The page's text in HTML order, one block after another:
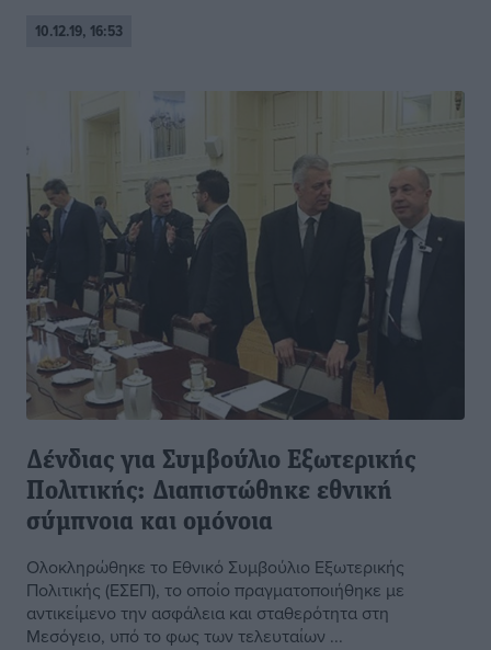
10.12.19, 16:53
Δένδιας για Συμβούλιο Εξωτερικής
Πολιτικής: Διαπιστώθηκε εθνική
σύμπνοια και ομόνοια
Ολοκληρώθηκε το Εθνικό Συμβούλιο Εξωτερικής
Πολιτικής (ΕΣΕΠ), το οποίο πραγματοποιήθηκε με
αντικείμενο την ασφάλεια και σταθερότητα στη
Μεσόγειο, υπό το φως των τελευταίων ...